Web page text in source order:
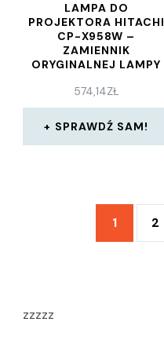
LAMPA DO
PROJEKTORA HITACHI
CP-X958W –
ZAMIENNIK
ORYGINALNEJ LAMPY
(DT00231)
574,14ZŁ
SPRAWDŹ SAM!
1 2
zzzzz